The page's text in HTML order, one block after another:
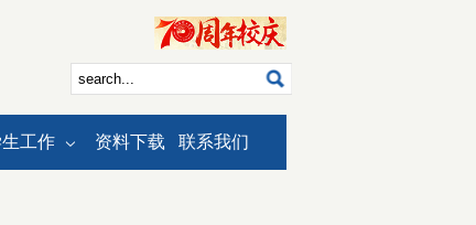
工作 资料下载 联系我们